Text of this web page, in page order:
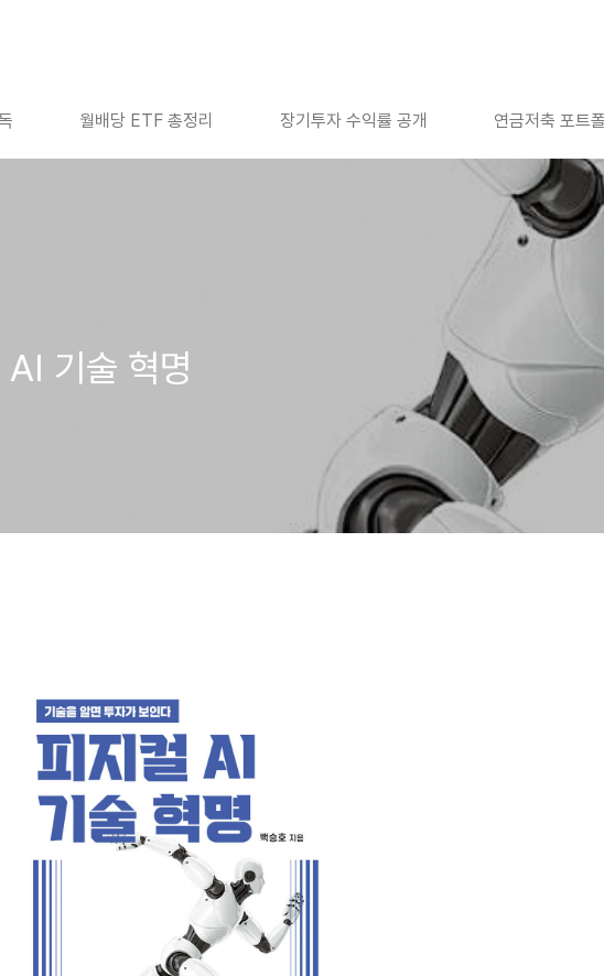
월배당 ETF 총정리 장기투자 수익률 공개 연금저축 포트
기술 혁명